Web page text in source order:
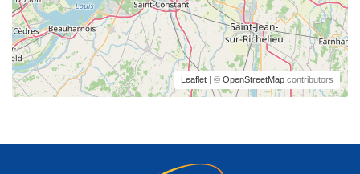
Leaflet | © OpenStreetMap contributors